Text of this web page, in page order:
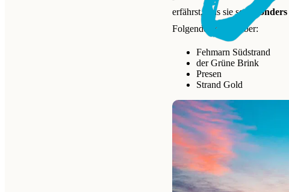
erfährst, was sie so besonders
Folgenden etwas über:
Fehmarn Südstrand
der Grüne Brink
Presen
Strand Gold